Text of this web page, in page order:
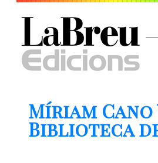
Míriam Cano
Biblioteca de